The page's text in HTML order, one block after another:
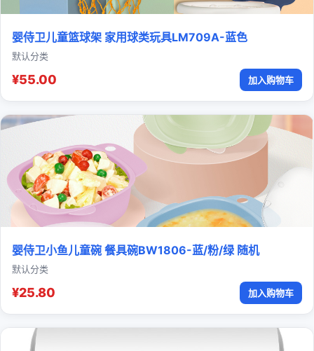
婴侍卫儿童篮球架 家用球类玩具LM709A-蓝色
默认分类
¥55.00 加入购物车
婴侍卫小鱼儿童碗 餐具碗BW1806-蓝/粉/绿 随机
默认分类
¥25.80 加入购物车